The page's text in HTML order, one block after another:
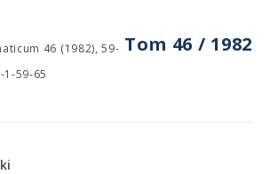
Tom 46 / 1982
46 (1982), 59-
1-59-65